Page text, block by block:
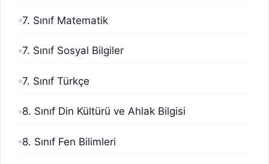
7. Sınıf Matematik
7. Sınıf Sosyal Bilgiler
7. Sınıf Türkçe
8. Sınıf Din Kültürü ve Ahlak Bilgisi
8. Sınıf Fen Bilimleri